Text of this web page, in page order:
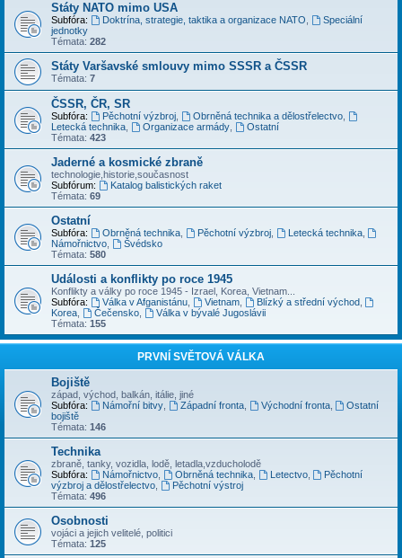
Státy NATO mimo USA
Subfóra: Doktrína, strategie, taktika a organizace NATO
Speciální
jednotky
Témata: 282
Státy Varšavské smlouvy mimo SSSR a ČSSR
Témata: 7
ČSSR, ČR, SR
Subfóra: Pěchotní výzbroj, Obrněná technika a dělostřelectvo,
Letecká technika
Organizace armády,
Ostatní
Témata: 423
Jaderné a kosmické zbraně
technologie,historie,současnost
Subfórum:
Katalog balistických raket
Témata: 69
Ostatní
Subfóra: Obrněná technika, Pěchotní výzbroj, Letecká technika,
Námořnictvo
Švédsko
Témata: 580
Události a konflikty po roce 1945
Konflikty a války po roce 1945 - Izrael, Korea, Vietnam...
Subfóra:
Válka v Afganistánu, Vietnam, Blízký a střední východ,
Korea
Čečensko,
Válka v bývalé Jugoslávii
Témata: 155
PRVNÍ SVĚTOVÁ VÁLKA
Bojiště
západ, východ, balkán, itálie, jiné
Subfóra:
Námořní bitvy, Západní fronta, Východní fronta,
Ostatní
bojiště
Témata: 146
Technika
zbraně, tanky, vozidla, lodě, letadla,vzducholodě
Subfóra:
Námořnictvo, Obrněná technika, Letectvo,
Pěchotní
výzbroj a dělostřelectvo
Pěchotní výstroj
Témata: 496
Osobnosti
vojáci a jejich velitelé, politici
Témata: 125